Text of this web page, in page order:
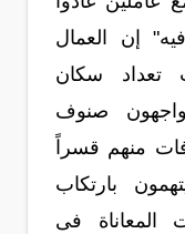
إن العمال
تعداد سكان
يواجهون صنوف
منهم قسراً
بارتكاب
المعاناة فى